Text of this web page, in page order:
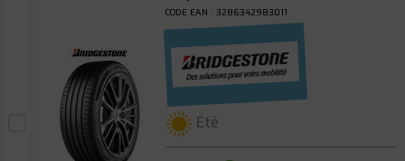
CODE EAN : 3286342983011
Été